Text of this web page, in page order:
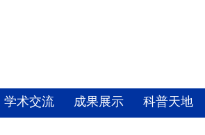
学术交流 成果展示 科普天地